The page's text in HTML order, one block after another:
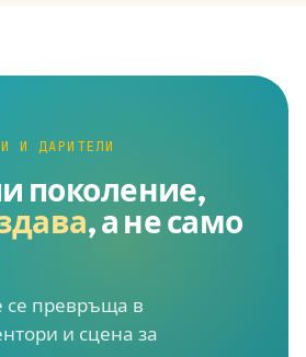
И ДАРИТЕЛИ
поколение,
, а не само
се превръща в
и сцена за